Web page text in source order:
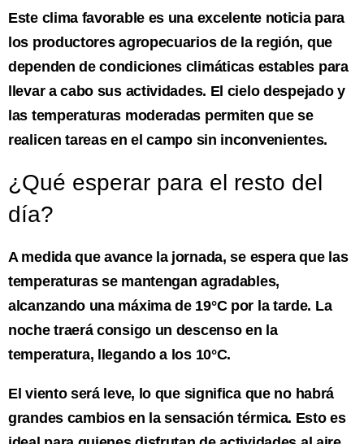
Este clima favorable es una excelente noticia para
los productores agropecuarios de la región, que
dependen de condiciones climáticas estables para
llevar a cabo sus actividades. El cielo despejado y
las temperaturas moderadas permiten que se
realicen tareas en el campo sin inconvenientes.
¿Qué esperar para el resto del
día?
A medida que avance la jornada, se espera que las
temperaturas se mantengan agradables,
alcanzando una máxima de 19°C por la tarde. La
noche traerá consigo un descenso en la
temperatura, llegando a los 10°C.
El viento será leve, lo que significa que no habrá
grandes cambios en la sensación térmica. Esto es